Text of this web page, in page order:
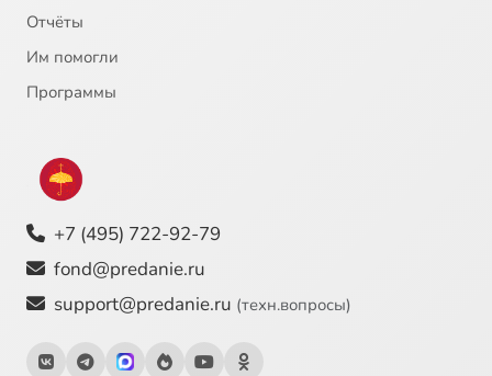
22
27 Богоявленский храм
28
Отчёты
Им помогли
Программы
+7 (495) 722-92-79
fond@predanie.ru
support@predanie.ru (техн.вопросы)